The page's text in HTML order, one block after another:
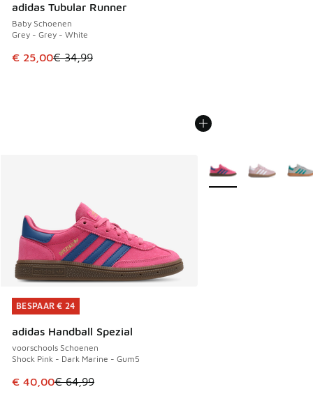
adidas Tubular Runner
Baby Schoenen
Grey - Grey - White
Dit artikel is in de uitverkoop. Dit artikel is in de
€ 25,00€ 34,99
BESPAAR € 24
adidas Handball Spezial
voorschools Schoenen
Shock Pink - Dark Marine - Gum5
Dit artikel is in de uitverkoop. Dit artikel is in de
€ 40,00€ 64,99
BESPAAR € 24
Meer kleuren